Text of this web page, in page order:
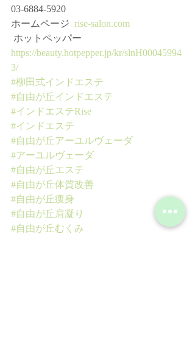
03-6884-5920﻿
ホームページ ﻿ rise-salon.com
ホットペッパー﻿
https://beauty.hotpepper.jp/kr/slnH00045994
3/
#柳田式インドエステ
#自由が丘インドエステ
#インドエステRise
#インドエステ
#自由が丘アーユルヴェーダ
#アーユルヴェーダ
#自由が丘エステ
#自由が丘体質改善
#自由が丘痩身
#自由が丘肩凝り
#自由が丘むくみ